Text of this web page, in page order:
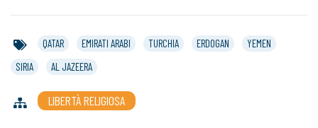
QATAR EMIRATI ARABI TURCHIA ERDOGAN
YEMEN
SIRIA
AL JAZEERA
LIBERTÀ RELIGIOSA